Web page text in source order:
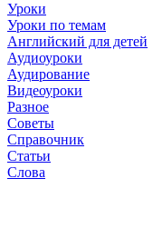
Уроки
Уроки по темам
Английский для детей
Аудиоуроки
Аудирование
Видеоуроки
Разное
Советы
Справочник
Статьи
Слова